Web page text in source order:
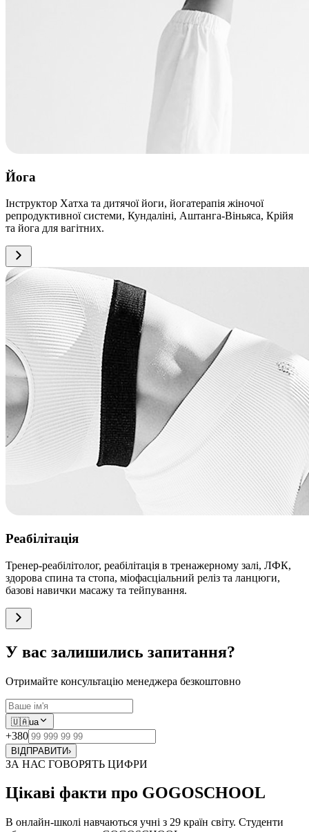
Йога
Інструктор Хатха та дитячої йоги, йогатерапія жіночої
репродуктивної системи, Кундаліні, Аштанга-Віньяса, Крійя
та йога для вагітних.
Реабілітація
Тренер-реабілітолог, реабілітація в тренажерному залі, ЛФК,
здорова спина та стопа, міофасціальний реліз та ланцюги,
базові навички масажу та тейпування.
У вас залишились запитання?
Отримайте консультацію менеджера безкоштовно
🇺🇦ua
+380
ВІДПРАВИТИ›
ЗА НАС ГОВОРЯТЬ ЦИФРИ
Цікаві факти про GOGOSCHOOL
В онлайн-школі навчаються учні з 29 країн світу. Студенти